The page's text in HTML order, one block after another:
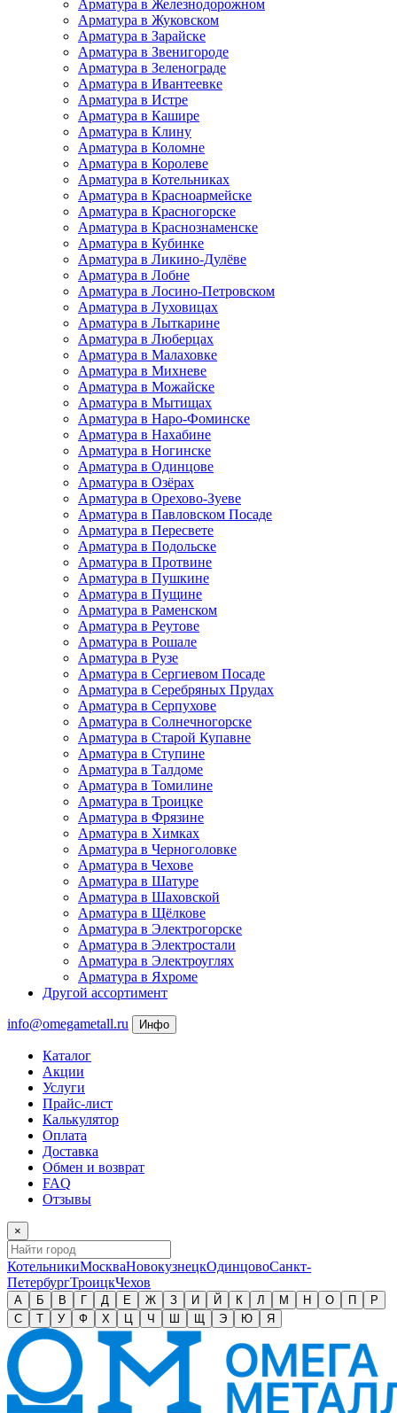
Арматура в Железнодорожном
Арматура в Жуковском
Арматура в Зарайске
Арматура в Звенигороде
Арматура в Зеленограде
Арматура в Ивантеевке
Арматура в Истре
Арматура в Кашире
Арматура в Клину
Арматура в Коломне
Арматура в Королеве
Арматура в Котельниках
Арматура в Красноармейске
Арматура в Красногорске
Арматура в Краснознаменске
Арматура в Кубинке
Арматура в Ликино-Дулёве
Арматура в Лобне
Арматура в Лосино-Петровском
Арматура в Луховицах
Арматура в Лыткарине
Арматура в Люберцах
Арматура в Малаховке
Арматура в Михневе
Арматура в Можайске
Арматура в Мытищах
Арматура в Наро-Фоминске
Арматура в Нахабине
Арматура в Ногинске
Арматура в Одинцове
Арматура в Озёрах
Арматура в Орехово-Зуеве
Арматура в Павловском Посаде
Арматура в Пересвете
Арматура в Подольске
Арматура в Протвине
Арматура в Пушкине
Арматура в Пущине
Арматура в Раменском
Арматура в Реутове
Арматура в Рошале
Арматура в Рузе
Арматура в Сергиевом Посаде
Арматура в Серебряных Прудах
Арматура в Серпухове
Арматура в Солнечногорске
Арматура в Старой Купавне
Арматура в Ступине
Арматура в Талдоме
Арматура в Томилине
Арматура в Троицке
Арматура в Фрязине
Арматура в Химках
Арматура в Черноголовке
Арматура в Чехове
Арматура в Шатуре
Арматура в Шаховской
Арматура в Щёлкове
Арматура в Электрогорске
Арматура в Электростали
Арматура в Электроуглях
Арматура в Яхроме
Другой ассортимент
info@omegametall.ru Инфо
Каталог
Акции
Услуги
Прайс-лист
Калькулятор
Оплата
Доставка
Обмен и возврат
FAQ
Отзывы
×
КотельникиМоскваНовокузнецкОдинцовоСанкт-
ПетербургТроицкЧехов
А Б В Г Д Е Ж З И Й К Л М Н О П
Р
С
Т У Ф Х Ц Ч Ш Щ Э Ю Я